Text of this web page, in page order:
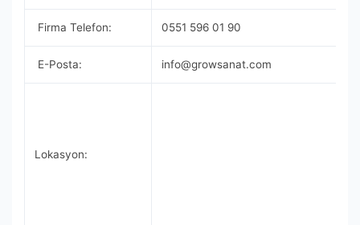
Firma Telefon: 0551 596 01 90
E-Posta: info@growsanat.com
Lokasyon: